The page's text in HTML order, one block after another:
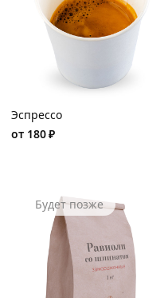
Эспрессо
от 180₽
Будет позже